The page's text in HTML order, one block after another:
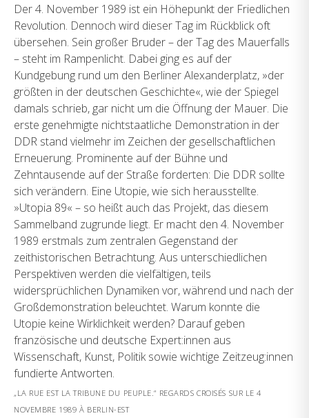
Der 4. November 1989 ist ein Höhepunkt der Friedlichen
Revolution. Dennoch wird dieser Tag im Rückblick oft
übersehen. Sein großer Bruder – der Tag des Mauerfalls
– steht im Rampenlicht. Dabei ging es auf der
Kundgebung rund um den Berliner Alexanderplatz, »der
größten in der deutschen Geschichte«, wie der Spiegel
damals schrieb, gar nicht um die Öffnung der Mauer. Die
erste genehmigte nichtstaatliche Demonstration in der
DDR stand vielmehr im Zeichen der gesellschaftlichen
Erneuerung. Prominente auf der Bühne und
Zehntausende auf der Straße forderten: Die DDR sollte
sich verändern. Eine Utopie, wie sich herausstellte.
»Utopia 89« – so heißt auch das Projekt, das diesem
Sammelband zugrunde liegt. Er macht den 4. November
1989 erstmals zum zentralen Gegenstand der
zeithistorischen Betrachtung. Aus unterschiedlichen
Perspektiven werden die vielfältigen, teils
widersprüchlichen Dynamiken vor, während und nach der
Großdemonstration beleuchtet. Warum konnte die
Utopie keine Wirklichkeit werden? Darauf geben
französische und deutsche Expert:innen aus
Wissenschaft, Kunst, Politik sowie wichtige Zeitzeug:innen
fundierte Antworten.
„LA RUE EST LA TRIBUNE DU PEUPLE.“ REGARDS CROISÉS SUR LE 4
NOVEMBRE 1989 À BERLIN-EST